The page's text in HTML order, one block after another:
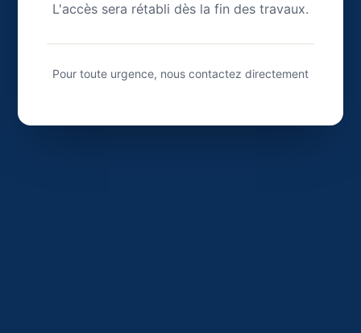
L'accès sera rétabli dès la fin des travaux.
Pour toute urgence, nous contactez directement